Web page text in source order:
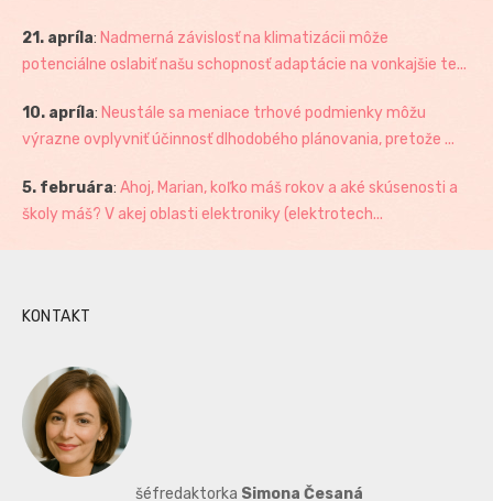
21. apríla: Nadmerná závislosť na klimatizácii môže
potenciálne oslabiť našu schopnosť adaptácie na vonkajšie te...
10. apríla: Neustále sa meniace trhové podmienky môžu
výrazne ovplyvniť účinnosť dlhodobého plánovania, pretože ...
5. februára: Ahoj, Marian, koľko máš rokov a aké skúsenosti a
školy máš? V akej oblasti elektroniky (elektrotech...
KONTAKT
šéfredaktorka Simona Česaná